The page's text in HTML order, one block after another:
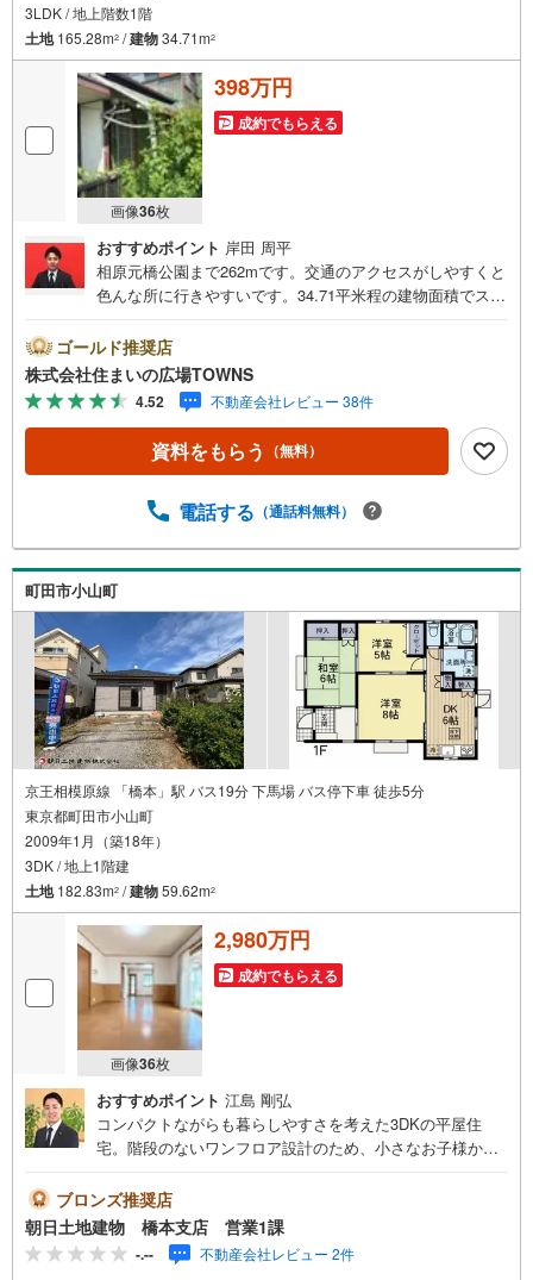
3LDK / 地上階数1階
土地165.28m2 /建物34.71m2
画像36枚
398万円
成約でもらえる
おすすめポイント 岸田 周平
相原元橋公園まで262mです。交通のアクセスがしやすくと
色んな所に行きやすいです。34.71平米程の建物面積でスペ
はありません。平坦地かどうかで、日々の暮らしやすさが
変わります。徒歩12分で駅へのアクセスが可能な物件で
す。3LDKの物件で快適な日々を過ごしましょう。【年中無
休/9:00～21:00】人気物件は特にお問い合わせが集中する
ため、お早めにお電話下さい。「室内・現地を見学する」
ボタンよりご予約頂くとご見学がスムーズです。■その他、
フプランのシミュレーション■住まいの広場TOWNSからお
物件をご紹介させて頂きます！ /他社様掲載物件も併せてご
紹介可能ですのでお気軽にお問い合わせ下さい♪駐車場も
ございますので、お車でのお越しも大歓迎です！
ゴールド推奨店
株式会社住まいの広場TOWNS
4.52 不動産会社レビュー 38件
資料をもらう （無料）
電話する （通話料無料）
町田市小山町
京王相模原線 「橋本」駅 バス19分 下馬場 バス停下車 徒歩5分
東京都町田市小山町
2009年1月（築18年）
3DK / 地上1階建
土地182.83m2 /建物59.62m2
画像36枚
2,980万円
成約でもらえる
おすすめポイント 江島 剛弘
コンパクトながらも暮らしやすさを考えた3DKの平屋住
宅。階段のないワンフロア設計のため、小さなお子様から
しっかり確保し、収納や在宅ワークスペースとしても活用
可能。カースペース付きで毎日の移動も快適。実際の陽当
たりや開放感を、ぜひ現地でご体感ください。━━☆朝日
土地建物（株）橋本店 営業1課☆━━■日時毎日、ご見学
ブロンズ推奨店
朝日土地建物 橋本支店 営業1課
-.-- 不動産会社レビュー 2件